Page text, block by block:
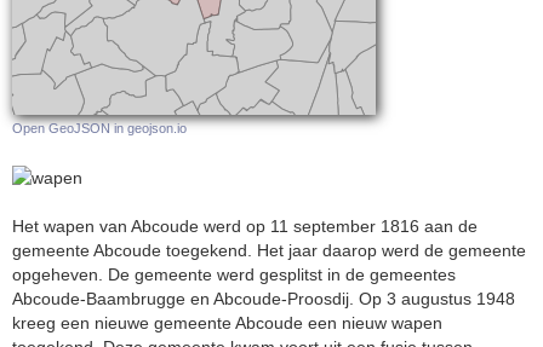
Open GeoJSON in geojson.io
Het wapen van Abcoude werd op 11 september 1816 aan de
gemeente Abcoude toegekend. Het jaar daarop werd de gemeente
opgeheven. De gemeente werd gesplitst in de gemeentes
Abcoude-Baambrugge en Abcoude-Proosdij. Op 3 augustus 1948
kreeg een nieuwe gemeente Abcoude een nieuw wapen